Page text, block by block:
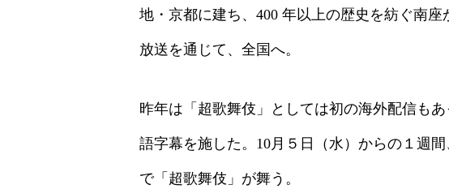
地・京都に建ち、400 年以上の歴史を紡ぐ南
放送を通じて、全国へ。
昨年は「超歌舞伎」としては初の海外配信も
語字幕を施した。10月５日（水）からの１週
で「超歌舞伎」が舞う。